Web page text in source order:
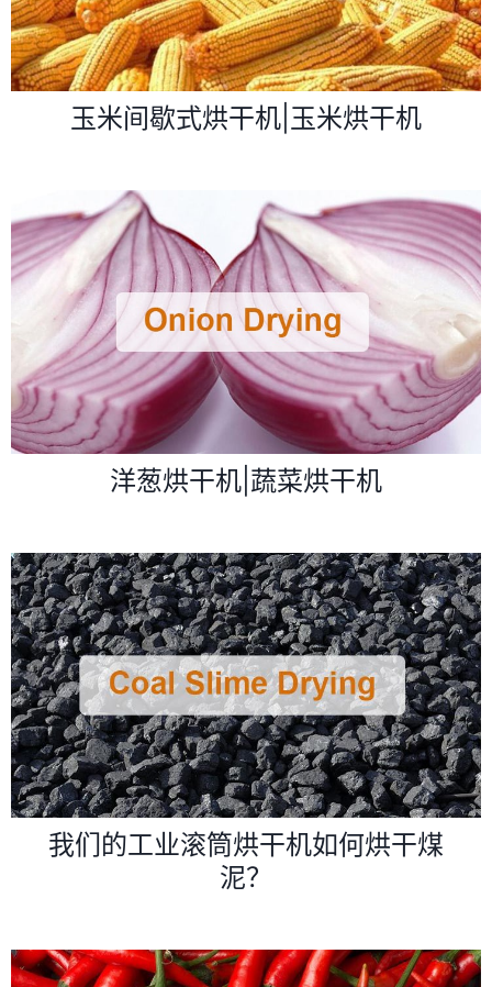
玉米间歇式烘干机|玉米烘干机
洋葱烘干机|蔬菜烘干机
我们的工业滚筒烘干机如何烘干煤
泥？